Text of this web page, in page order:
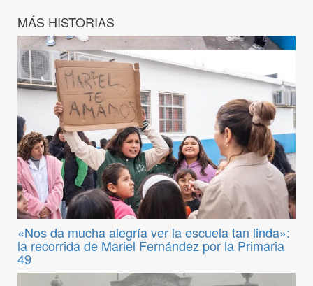
MÁS HISTORIAS
«Nos da mucha alegría ver la escuela tan linda»:
la recorrida de Mariel Fernández por la Primaria
49